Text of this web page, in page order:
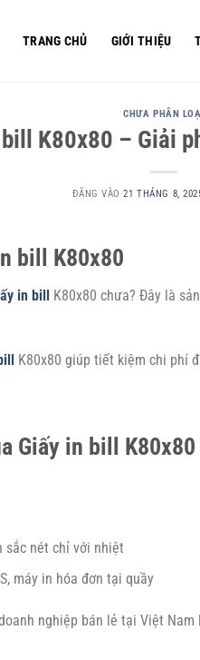
TRANG CHỦ GIỚI THIỆU
CHƯA PHÂN
K80x80 – Giải
ĐĂNG VÀO21 THÁNG 8,
bill K80x80
in bill
K80x80 chưa? Đây là
K80x80 giúp tiết kiệm chi phí
Giấy in bill K80x80
nét chỉ với nhiệt
máy in hóa đơn tại quầy
nghiệp bán lẻ tại Việt